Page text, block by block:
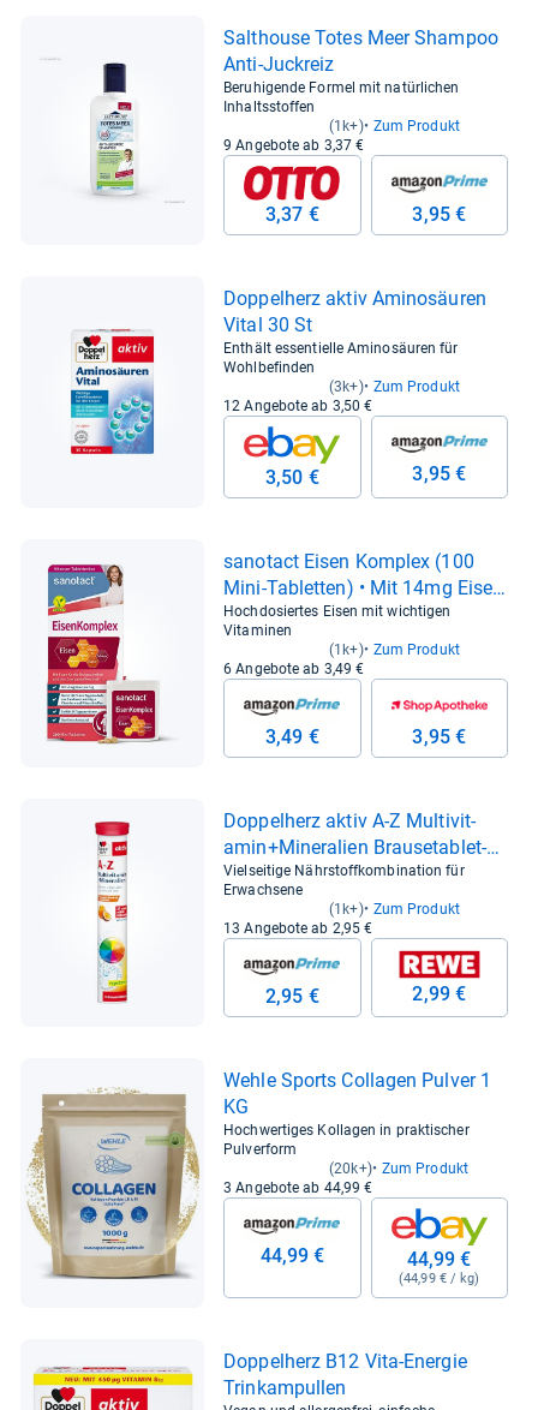
Salt­house Totes Meer Sham­poo
Anti-​Juck­reiz
Beruhigende Formel mit natürlichen
Inhaltsstoffen
(1k+) Zum Produkt
9 Angebote ab 3,37 €
3,37 € 3,95 €
Dop­pel­herz aktiv Ami­no­säu­ren
Vital 30 St
Enthält essentielle Aminosäuren für
Wohlbefinden
(3k+) Zum Produkt
12 Angebote ab 3,50 €
3,50 € 3,95 €
sano­tact Eisen Kom­plex (100
Mini-​Tablet­ten) • Mit 14mg Eisen
hoch­do­siert, Kup­fer, Fol­säure,
Vit­amin C, B2, B6, B12 • Sofort­
wir­kung bei Eisen­man­gel • Eisen
für Blut­bil­dung • 100% Vegan
Hochdosiertes Eisen mit wichtigen
Vitaminen
(1k+) Zum Produkt
6 Angebote ab 3,49 €
3,49 € 3,95 €
Dop­pel­herz aktiv A-​Z Mul­ti­vit­
amin+Mine­ra­lien Brau­se­ta­blet­
ten 15 St
Vielseitige Nährstoffkombination für
Erwachsene
(1k+) Zum Produkt
13 Angebote ab 2,95 €
2,95 € 2,99 €
Wehle Sports Col­la­gen Pul­ver 1
KG
Hochwertiges Kollagen in praktischer
Pulverform
(20k+) Zum Produkt
3 Angebote ab 44,99 €
44,99 € 44,99 €
(44,99 € / kg)
Dop­pel­herz B12 Vita-​Ener­gie
Trin­kam­pul­len